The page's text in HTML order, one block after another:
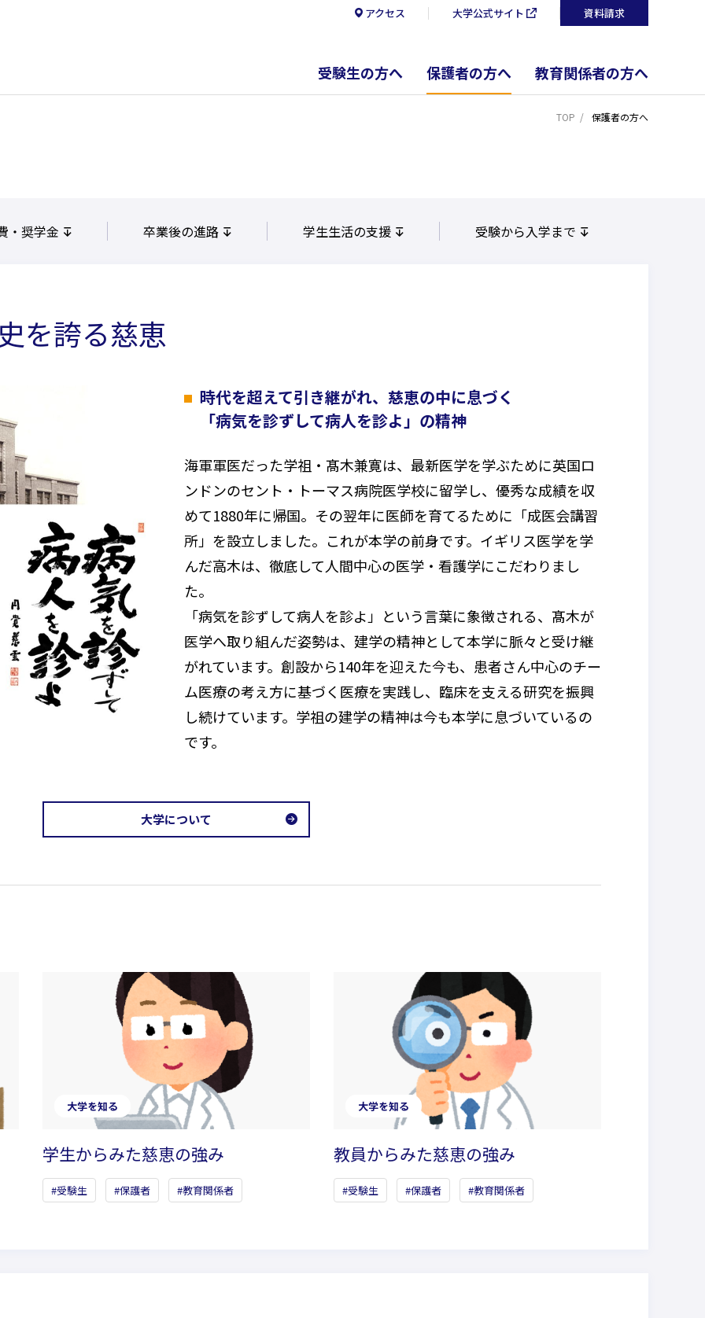
受験生の方へ 保護者の方へ 教育関係者の方へ
アクセス 大学公式サイト 資料請求
TOP 保護者の方へ
・奨学金 卒業後の進路 学生生活の支援 受験から入学まで
を誇る慈恵
時代を超えて引き継がれ、慈恵の中に息づく
「病気を診ずして病人を診よ」の精神
海軍軍医だった学祖・髙木兼寛は、最新医学を学ぶために英国ロ
ンドンのセント・トーマス病院医学校に留学し、優秀な成績を収
めて1880年に帰国。その翌年に医師を育てるために「成医会講習
所」を設立しました。これが本学の前身です。イギリス医学を学
んだ高木は、徹底して人間中心の医学・看護学にこだわりまし
た。
「病気を診ずして病人を診よ」という言葉に象徴される、髙木が
医学へ取り組んだ姿勢は、建学の精神として本学に脈々と受け継
がれています。創設から140年を迎えた今も、患者さん中心のチー
ム医療の考え方に基づく医療を実践し、臨床を支える研究を振興
し続けています。学祖の建学の精神は今も本学に息づいているの
です。
大学について
大学を知る
学生からみた慈恵の強み
受験生 保護者 教育関係者
大学を知る
教員からみた慈恵の強み
受験生 保護者 教育関係者